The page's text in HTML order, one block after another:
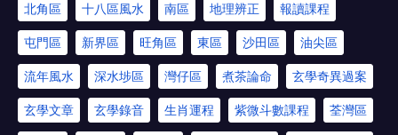
北角區 十八區風水 南區 地理辨正 報讀課程
屯門區 新界區 旺角區 東區 沙田區 油尖區
流年風水 深水埗區 灣仔區 煮茶論命 玄學奇異過案
玄學文章 玄學錄音 生肖運程 紫微斗數課程 荃灣區